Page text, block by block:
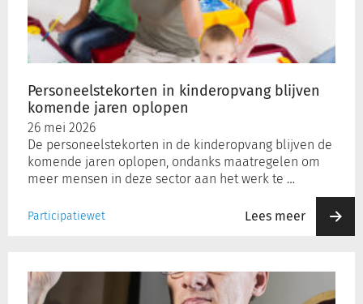
Personeelstekorten in kinderopvang blijven
komende jaren oplopen
26 mei 2026
De personeelstekorten in de kinderopvang blijven de
komende jaren oplopen, ondanks maatregelen om
meer mensen in deze sector aan het werk te …
Participatiewet Lees meer
komende
jaren
oplopen
moeten